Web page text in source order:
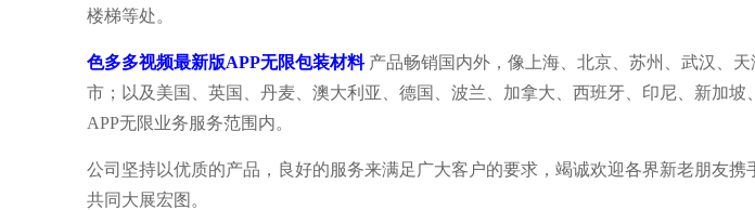
楼梯等处。
色多多视频最新版APP无限包装材料 产品畅销国内外，像上海、北京、苏州、武汉、
市；以及美国、英国、丹麦、澳大利亚、德国、波兰、加拿大、西班牙、印尼、新加
APP无限业务服务范围内。
公司坚持以优质的产品，良好的服务来满足广大客户的要求，竭诚欢迎各界新老朋友
共同大展宏图。